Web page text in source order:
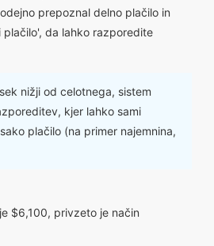
prepoznal delno plačilo in
da lahko razporedite
nižji od celotnega, sistem
kjer lahko sami
plačilo (na primer najemnina,
$6,100, privzeto je način